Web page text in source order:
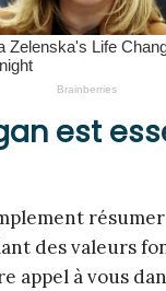
est
des valeurs
appel à vous